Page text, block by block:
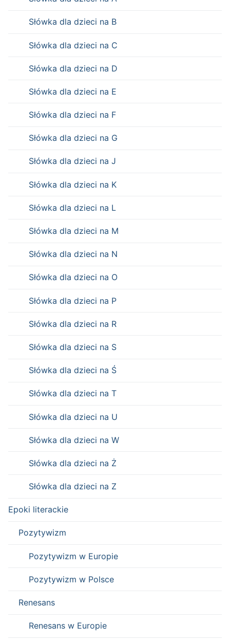
Słówka dla dzieci na B
Słówka dla dzieci na C
Słówka dla dzieci na D
Słówka dla dzieci na E
Słówka dla dzieci na F
Słówka dla dzieci na G
Słówka dla dzieci na J
Słówka dla dzieci na K
Słówka dla dzieci na L
Słówka dla dzieci na M
Słówka dla dzieci na N
Słówka dla dzieci na O
Słówka dla dzieci na P
Słówka dla dzieci na R
Słówka dla dzieci na S
Słówka dla dzieci na Ś
Słówka dla dzieci na T
Słówka dla dzieci na U
Słówka dla dzieci na W
Słówka dla dzieci na Ż
Słówka dla dzieci na Z
Epoki literackie
Pozytywizm
Pozytywizm w Europie
Pozytywizm w Polsce
Renesans
Renesans w Europie